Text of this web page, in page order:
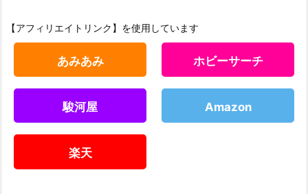
【アフィリエイトリンク】を使用しています
あみあみ ホビーサーチ
駿河屋 Amazon
楽天